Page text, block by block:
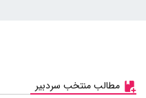
مطالب منتخب سردبیر